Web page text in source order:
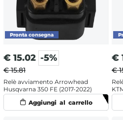
€ 15.02 -5%
€ 15.81
Relè avviamento Arrowhead
Husqvarna 350 FE (2017-2022)
€
€